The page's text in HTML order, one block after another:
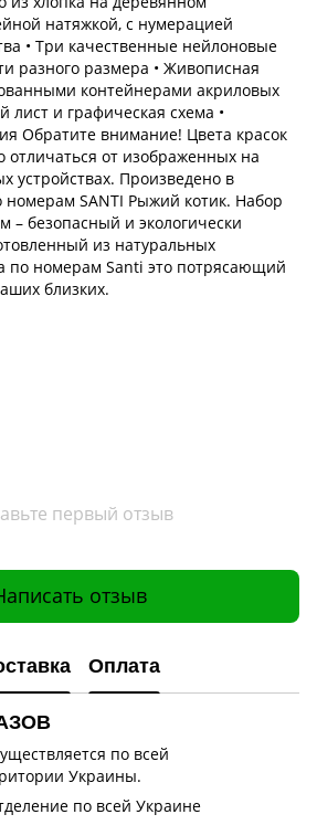
натяжкой, с нумерацией
• Три качественные нейлоновые
разного размера • Живописная
контейнерами акриловых
лист и графическая схема •
Обратите внимание! Цвета красок
отличаться от изображенных на
устройствах. Произведено в
SANTI Рыжий котик. Набор
– безопасный и экологически
из натуральных
по номерам Santi это потрясающий
близких.
первый отзыв
отзыв
Оплата
по всей
Украины.
по всей Украине